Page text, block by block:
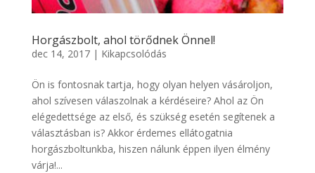
Horgászbolt, ahol törődnek Önnel!
dec 14, 2017| Kikapcsolódás
Ön is fontosnak tartja, hogy olyan helyen vásároljon,
ahol szívesen válaszolnak a kérdéseire? Ahol az Ön
elégedettsége az első, és szükség esetén segítenek a
választásban is? Akkor érdemes ellátogatnia
horgászboltunkba, hiszen nálunk éppen ilyen élmény
várja!...